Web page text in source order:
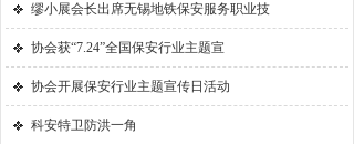
缪小展会长出席无锡地铁保安服务职业技
协会获“7.24”全国保安行业主题宣
协会开展保安行业主题宣传日活动
科安特卫防洪一角